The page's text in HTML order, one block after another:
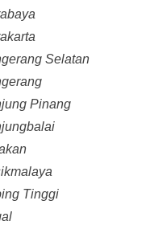
Selatan
Pinang
Tinggi